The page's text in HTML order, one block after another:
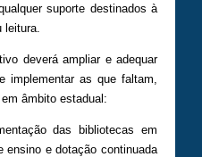
suporte destinados à
deverá ampliar e adequar
as que faltam,
âmbito estadual:
das bibliotecas em
ensino e dotação continuada